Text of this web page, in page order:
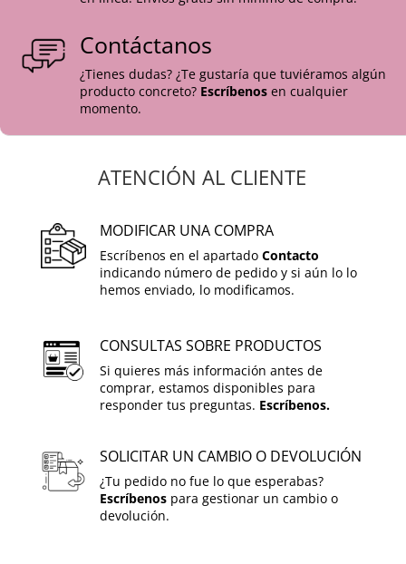
Contáctanos
¿Tienes dudas? ¿Te gustaría que tuviéramos algún
producto concreto? Escríbenos en cualquier
momento.
ATENCIÓN AL CLIENTE
MODIFICAR UNA COMPRA
Escríbenos en el apartado Contacto
indicando número de pedido y si aún lo lo
hemos enviado, lo modificamos.
CONSULTAS SOBRE PRODUCTOS
Si quieres más información antes de
comprar, estamos disponibles para
responder tus preguntas. Escríbenos.
SOLICITAR UN CAMBIO O DEVOLUCIÓN
¿Tu pedido no fue lo que esperabas?
Escríbenospara gestionar un cambio o
devolución.